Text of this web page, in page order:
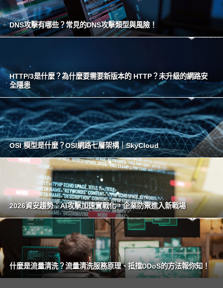
DNS攻擊有哪些？常見的DNS攻擊類型與風險！
HTTP/3是什麼？為什麼要需要新版本的 HTTP？未升級的網路安
全隱患
OSI 模型是什麼？OSI網路七層架構｜SkyCloud
2026資安趨勢：AI攻擊加速實戰化，企業防禦進入新戰場
什麼是流量清洗？流量清洗服務原理、抵擋DDoS的方法報你知！